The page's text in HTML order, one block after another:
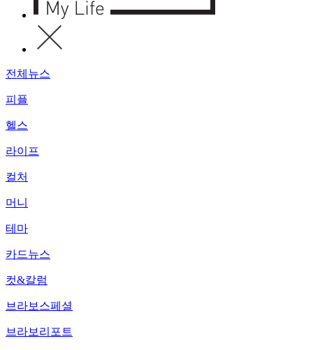
전체뉴스
피플
헬스
라이프
컬처
머니
테마
카드뉴스
컷&칼럼
브라보스페셜
브라보리포트